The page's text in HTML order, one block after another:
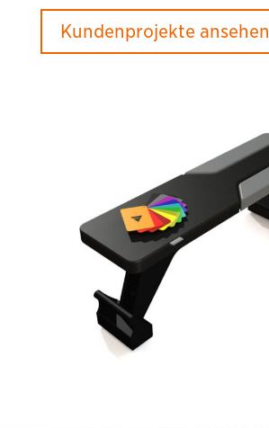
Kundenprojekte ansehen